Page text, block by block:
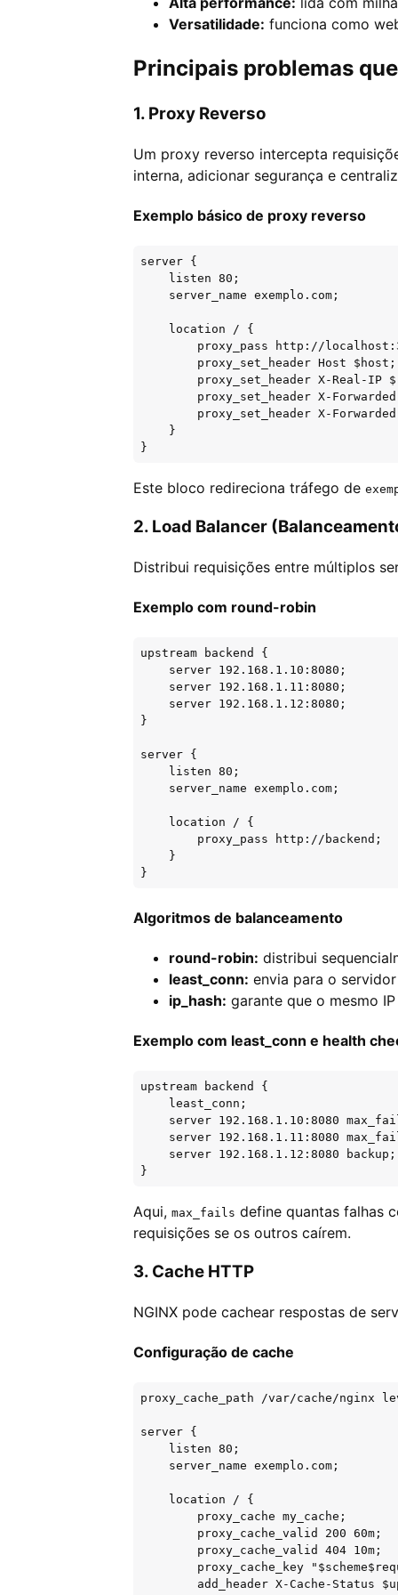
Versatilidade: funciona como
Principais problemas
1. Proxy Reverso
Um proxy reverso intercepta
interna, adicionar segurança e
Exemplo básico de proxy reverso
server {
    listen 80;
    server_name exemplo.com;
    location / {
proxy_pass http://
        proxy_set_header Host $host;
proxy_set_header X-Real-IP
proxy_set_header X-
proxy_set_header X-
    }
}
Este bloco redireciona tráfego de
2. Load Balancer
Distribui requisições entre múltiplos
Exemplo com round-robin
upstream backend {
    server 192.168.1.10:8080;
    server 192.168.1.11:8080;
    server 192.168.1.12:8080;
}
server {
    listen 80;
    server_name exemplo.com;
    location / {
        proxy_pass http://backend;
    }
}
Algoritmos de balanceamento
round-robin: distribui
least_conn: envia para o
ip_hash: garante que o mesmo
Exemplo com least_conn e health
upstream backend {
    least_conn;
server 192.168.1.10:8080
server 192.168.1.11:8080
    server 192.168.1.12:8080 backup;
}
Aqui,max_fails define quantas falhas
requisições se os outros caírem.
3. Cache HTTP
NGINX pode cachear respostas de
Configuração de cache
proxy_cache_path /var/cache/nginx
server {
    listen 80;
    server_name exemplo.com;
    location / {
        proxy_cache my_cache;
        proxy_cache_valid 200 60m;
        proxy_cache_valid 404 10m;
proxy_cache_key
add_header X-Cache-Status